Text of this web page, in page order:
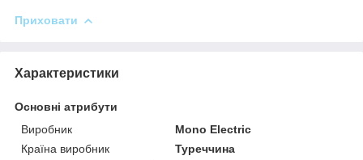
Приховати
Характеристики
Основні атрибути
Виробник
Mono Electric
Країна виробник
Туреччина